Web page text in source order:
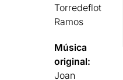
Torredeflot
Ramos
Música
original:
Joan